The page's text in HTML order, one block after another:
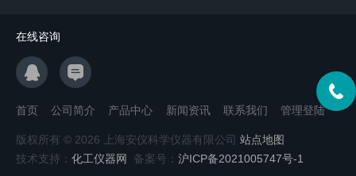
在线咨询
首页 公司简介 产品中心 新闻资讯 联系我们 管理登陆
版权所有 © 2026 上海安仪科学仪器有限公司 站点地图
技术支持： 化工仪器网 备案号： 沪ICP备2021005747号-1